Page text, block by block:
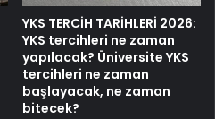
YKS TERCİH TARİHLERİ 2026:
YKS tercihleri ne zaman
yapılacak? Üniversite YKS
tercihleri ne zaman
başlayacak, ne zaman
bitecek?